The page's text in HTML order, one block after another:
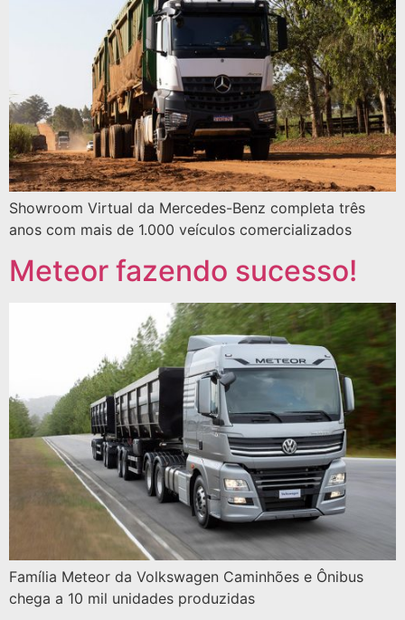
Showroom Virtual da Mercedes-Benz completa três
anos com mais de 1.000 veículos comercializados
Meteor fazendo sucesso!
Família Meteor da Volkswagen Caminhões e Ônibus
chega a 10 mil unidades produzidas